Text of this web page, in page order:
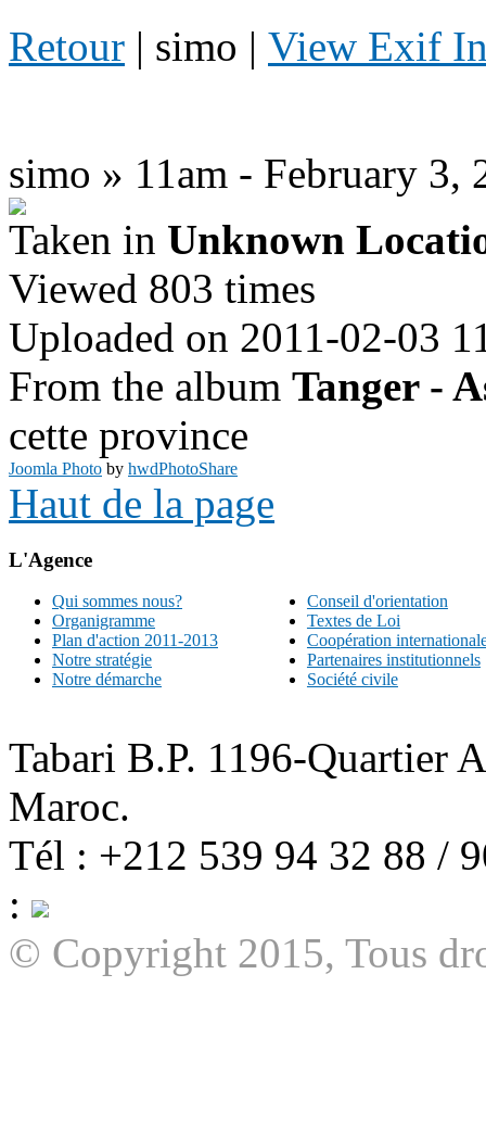
Retour | simo | View Exif
simo » 11am - February 3,
Taken in Unknown
Viewed 803 times
Uploaded on 2011-02-03
From the album Tanger -
cette province
Joomla Photo by hwdPhotoShare
Haut de la page
L'Agence
Qui sommes nous?
Organigramme
Plan d'action 2011-2013
Notre stratégie
Notre démarche
Conseil d'orientation
Textes de Loi
Coopération
Partenaires institutionnels
Société civile
Tabari B.P. 1196-Quartier
Maroc.
Tél : +212 539 94 32 88 /
:
© Copyright 2015, Tous